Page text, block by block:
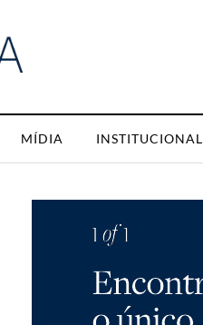
MÍDIA INSTITUCIONAL